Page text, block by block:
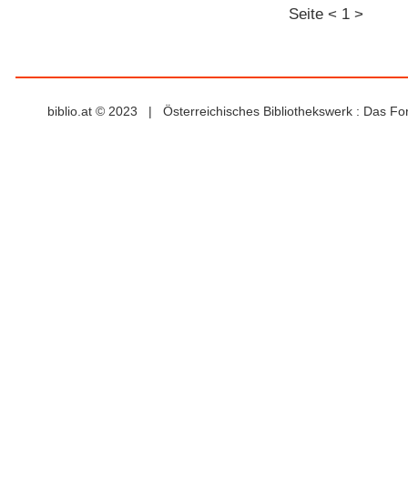
Seite < 1 >
biblio.at © 2023 | Österreichisches Bibliothekswerk : Das